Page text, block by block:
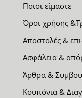
Ποιοι είμαστε
Όροι χρήσης
Αποστολές &
Ασφάλεια &
Άρθρα &
Κουπόνια &